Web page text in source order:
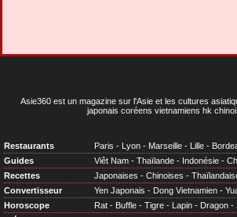
Asie360 est un magazine sur l'Asie et les cultures
japonais coréens vietnamiens hk
Restaurants Paris - Lyon - Marseille - Lille -
Guides
Viêt Nam - Thaïlande - Indonésie -
Recettes
Japonaises - Chinoises -
Convertisseur
Yen Japonais - Dong Vietnamien -
Horoscope
Rat - Buffle - Tigre - Lapin - Dragon -